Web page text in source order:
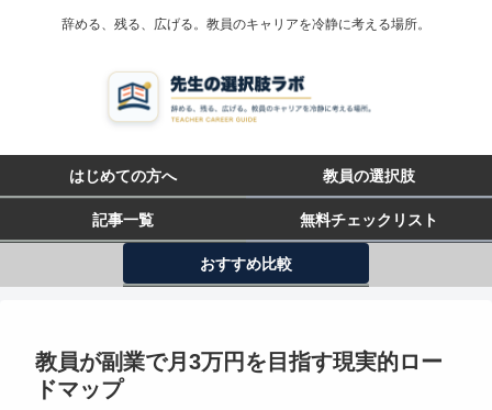
辞める、残る、広げる。教員のキャリアを冷静に考える場所。
はじめての方へ 教員の選択肢
記事一覧 無料チェックリスト
おすすめ比較
教員が副業で月3万円を目指す現実的ロー
ドマップ